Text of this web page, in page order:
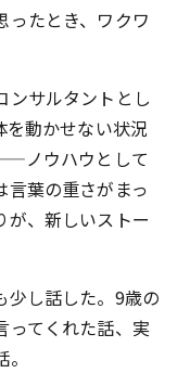
ったとき、ワクワ
ンサルタントとし
を動かせない状況
ノウハウとして
言葉の重さがまっ
が、新しいストー
少し話した。9歳の
ってくれた話、実